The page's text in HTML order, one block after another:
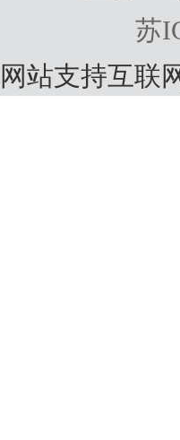
苏
站支持互